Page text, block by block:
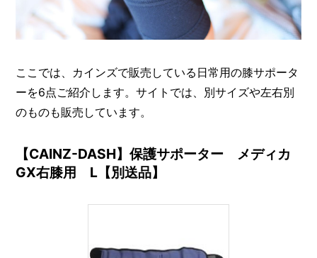
ここでは、カインズで販売している日常用の膝サポータ
ーを6点ご紹介します。サイトでは、別サイズや左右別
のものも販売しています。
【CAINZ-DASH】保護サポーター メディカ
GX右膝用 L【別送品】